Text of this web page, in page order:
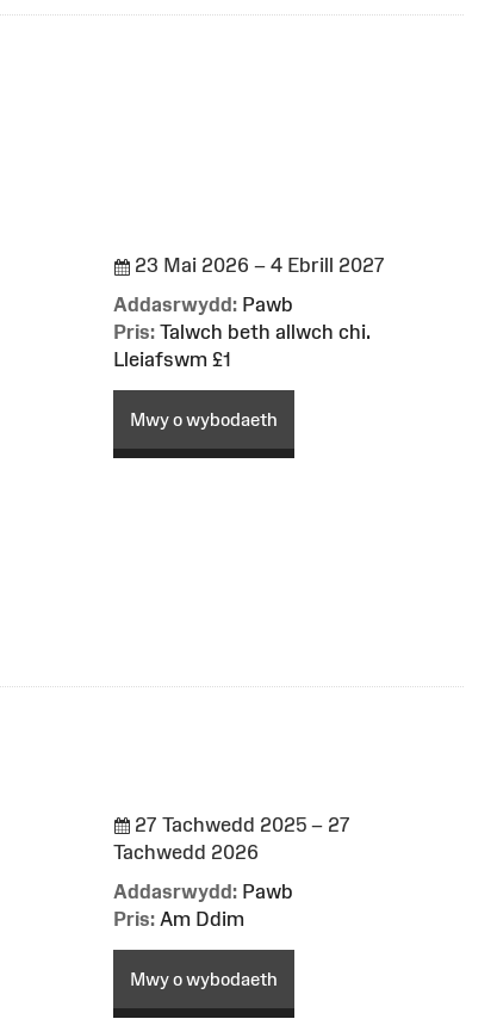
23 Mai 2026 – 4 Ebrill 2027
Addasrwydd: Pawb
Pris: Talwch beth allwch chi.
Lleiafswm £1
Mwy o wybodaeth
27 Tachwedd 2025 – 27
Tachwedd 2026
Addasrwydd: Pawb
Pris: Am Ddim
Mwy o wybodaeth